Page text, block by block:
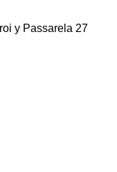
y Passarela 27